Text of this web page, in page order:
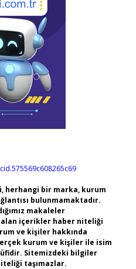
herhangi bir marka, kurum
bulunmamaktadır.
makaleler
alan içerikler haber niteliği
ve kişiler hakkında
kurum ve kişiler ile isim
Sitemizdeki bilgiler
taşımazlar.